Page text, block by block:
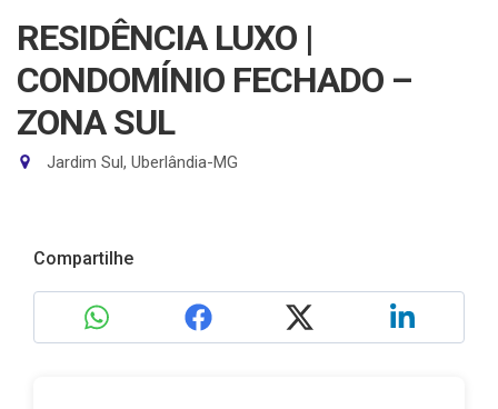
RESIDÊNCIA LUXO |
CONDOMÍNIO FECHADO –
ZONA SUL
Jardim Sul, Uberlândia-MG
Compartilhe